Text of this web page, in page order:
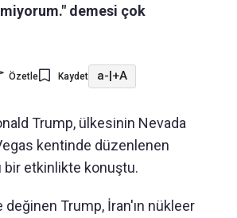
demesi çok
Özetle Kaydet a-|+A
Trump, ülkesinin Nevada
kentinde düzenlenen
bir etkinlikte konuştu.
Trump, İran'ın nükleer